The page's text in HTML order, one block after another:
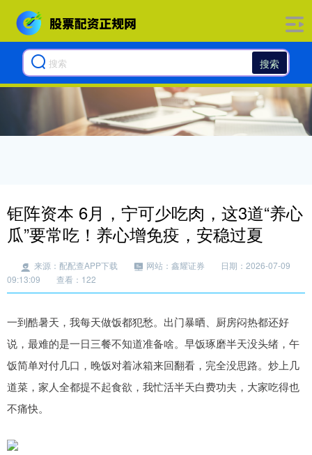
搜索
钜阵资本 6月，宁可少吃肉，这3道“养心
瓜”要常吃！养心增免疫，安稳过夏
来源：配配查APP下载 网站：鑫耀证券
日期：2026-07-09
09:13:09
查看：122
一到酷暑天，我每天做饭都犯愁。出门暴晒、厨房闷热都还好
说，最难的是一日三餐不知道准备啥。早饭琢磨半天没头绪，午
饭简单对付几口，晚饭对着冰箱来回翻看，完全没思路。炒上几
道菜，家人全都提不起食欲，我忙活半天白费功夫，大家吃得也
不痛快。